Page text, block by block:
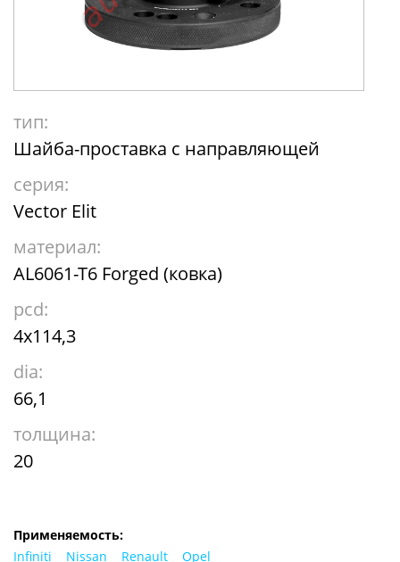
тип:
Шайба-проставка с направляющей
серия:
Vector Elit
материал:
AL6061-T6 Forged (ковка)
pcd:
4x114,3
dia:
66,1
толщина:
20
Применяемость:
Infiniti
Nissan Renault Opel